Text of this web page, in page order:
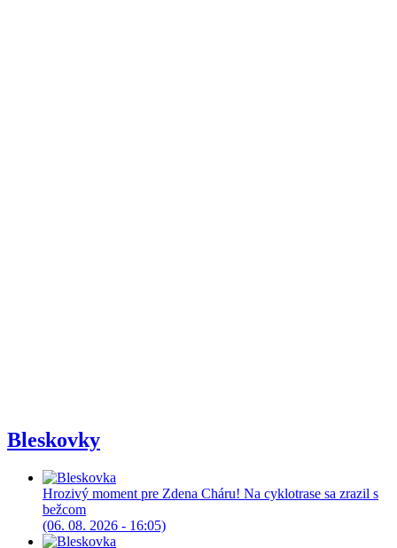
Bleskovky
Hrozivý moment pre Zdena Cháru! Na cyklotrase sa zrazil s
bežcom
(06. 08. 2026 - 16:05)